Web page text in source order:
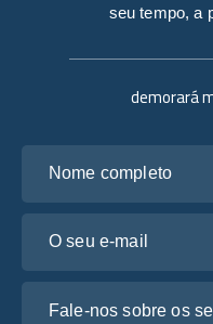
demorará
seu tempo, a